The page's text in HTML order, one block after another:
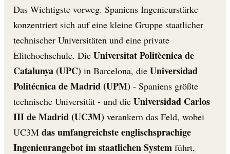
Das Wichtigste vorweg. Spaniens Ingenieurstärke
konzentriert sich auf eine kleine Gruppe staatlicher
technischer Universitäten und eine private
Elitehochschule. Die Universitat Politècnica de
Catalunya (UPC) in Barcelona, die Universidad
Politécnica de Madrid (UPM) - Spaniens größte
technische Universität - und die Universidad Carlos
III de Madrid (UC3M) verankern das Feld, wobei
UC3M das umfangreichste englischsprachige
Ingenieurangebot im staatlichen System führt,